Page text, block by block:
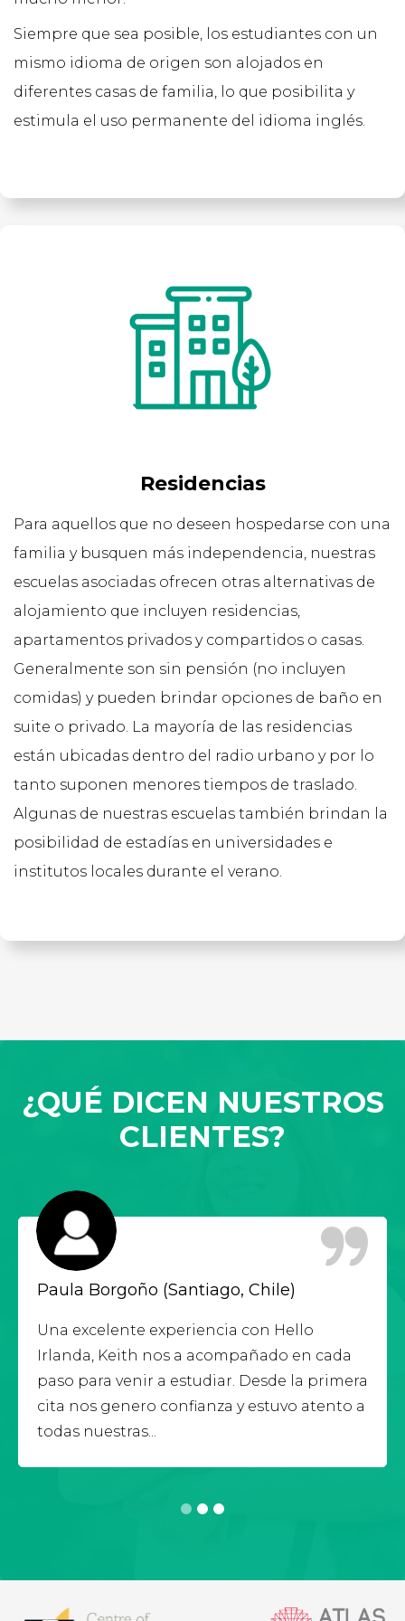
Siempre que sea posible, los estudiantes con un
mismo idioma de origen son alojados en
diferentes casas de familia, lo que posibilita y
estimula el uso permanente del idioma inglés.
Residencias
Para aquellos que no deseen hospedarse con una
familia y busquen más independencia, nuestras
escuelas asociadas ofrecen otras alternativas de
alojamiento que incluyen residencias,
apartamentos privados y compartidos o casas.
Generalmente son sin pensión (no incluyen
comidas) y pueden brindar opciones de baño en
suite o privado. La mayoría de las residencias
están ubicadas dentro del radio urbano y por lo
tanto suponen menores tiempos de traslado.
Algunas de nuestras escuelas también brindan la
posibilidad de estadías en universidades e
institutos locales durante el verano.
¿QUÉ DICEN NUESTROS
CLIENTES?
Paula Borgoño (Santiago, Chile)
Una excelente experiencia con Hello
Irlanda, Keith nos a acompañado en cada
paso para venir a estudiar. Desde la primera
cita nos genero confianza y estuvo atento a
todas nuestras...